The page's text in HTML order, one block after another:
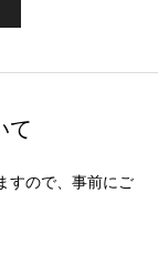
て
すので、事前にご